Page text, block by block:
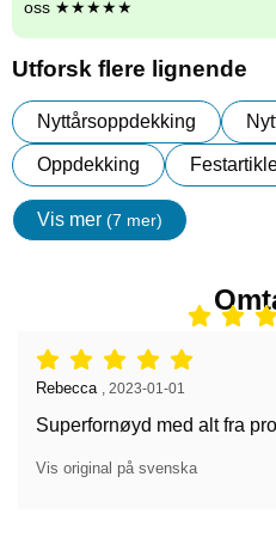
oss ★★★★★
Utforsk flere lignende
Nyttårsoppdekking
Oppdekking
Vis mer (7 mer)
egenskaper
Vurdering: 5 stjerne av 5,
Anmeldelse av:
Rebecca 2023-01-01
Superfornøyd med alt fra
Vis original på svenska